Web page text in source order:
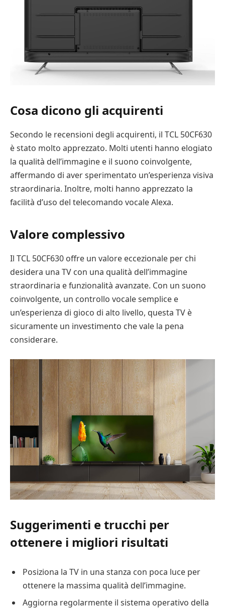
Cosa dicono gli acquirenti
Secondo le recensioni degli acquirenti, il TCL 50CF630
è stato molto apprezzato. Molti utenti hanno elogiato
la qualità dell’immagine e il suono coinvolgente,
affermando di aver sperimentato un’esperienza visiva
straordinaria. Inoltre, molti hanno apprezzato la
facilità d’uso del telecomando vocale Alexa.
Valore complessivo
Il TCL 50CF630 offre un valore eccezionale per chi
desidera una TV con una qualità dell’immagine
straordinaria e funzionalità avanzate. Con un suono
coinvolgente, un controllo vocale semplice e
un’esperienza di gioco di alto livello, questa TV è
sicuramente un investimento che vale la pena
considerare.
Suggerimenti e trucchi per
ottenere i migliori risultati
Posiziona la TV in una stanza con poca luce per
ottenere la massima qualità dell’immagine.
Aggiorna regolarmente il sistema operativo della